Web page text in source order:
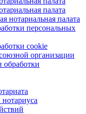
палата
нотариальная палата
персональных
cookie
организации